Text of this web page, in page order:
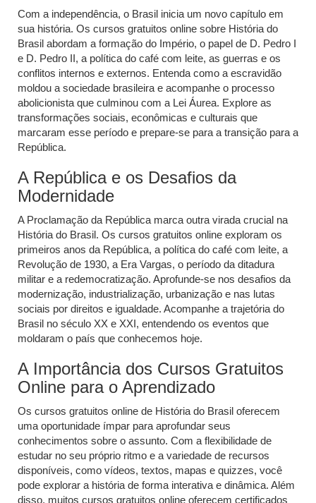
Com a independência, o Brasil inicia um novo capítulo em
sua história. Os cursos gratuitos online sobre História do
Brasil abordam a formação do Império, o papel de D. Pedro I
e D. Pedro II, a política do café com leite, as guerras e os
conflitos internos e externos. Entenda como a escravidão
moldou a sociedade brasileira e acompanhe o processo
abolicionista que culminou com a Lei Áurea. Explore as
transformações sociais, econômicas e culturais que
marcaram esse período e prepare-se para a transição para a
República.
A República e os Desafios da
Modernidade
A Proclamação da República marca outra virada crucial na
História do Brasil. Os cursos gratuitos online exploram os
primeiros anos da República, a política do café com leite, a
Revolução de 1930, a Era Vargas, o período da ditadura
militar e a redemocratização. Aprofunde-se nos desafios da
modernização, industrialização, urbanização e nas lutas
sociais por direitos e igualdade. Acompanhe a trajetória do
Brasil no século XX e XXI, entendendo os eventos que
moldaram o país que conhecemos hoje.
A Importância dos Cursos Gratuitos
Online para o Aprendizado
Os cursos gratuitos online de História do Brasil oferecem
uma oportunidade ímpar para aprofundar seus
conhecimentos sobre o assunto. Com a flexibilidade de
estudar no seu próprio ritmo e a variedade de recursos
disponíveis, como vídeos, textos, mapas e quizzes, você
pode explorar a história de forma interativa e dinâmica. Além
disso, muitos cursos gratuitos online oferecem certificados